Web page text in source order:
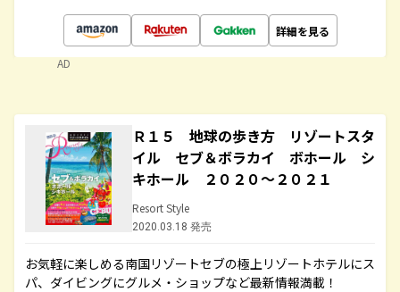
詳細を見る
AD
Ｒ１５ 地球の歩き方 リゾートスタ
イル セブ＆ボラカイ ボホール シ
キホール ２０２０～２０２１
Resort Style
2020.03.18 発売
お気軽に楽しめる南国リゾートセブの極上リゾートホテルにス
パ、ダイビングにグルメ・ショップなど最新情報満載！